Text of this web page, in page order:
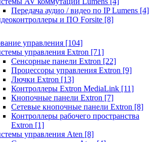
Передача аудио / видео по IP Lumens [4]
и ПО Forsite [8]
управления [104]
управления Extron [71]
Сенсорные панели Extron [22]
Процессоры управления Extron [9]
Лючки Extron [13]
Контроллеры Extron MediaLink [11]
Кнопочные панели Extron [7]
Сетевые кнопочные панели Extron [8]
Контроллеры рабочего пространства
Extron [1]
управления Aten [8]